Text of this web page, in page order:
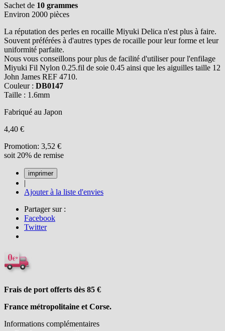
Sachet de 10 grammes
Environ 2000 pièces
La réputation des perles en rocaille Miyuki Delica n'est plus à faire.
Souvent préférées à d'autres types de rocaille pour leur forme et leur
uniformité parfaite.
Nous vous conseillons pour plus de facilité d'utiliser pour l'enfilage
Miyuki Fil Nylon 0.25.fil de soie 0.45 ainsi que les aiguilles taille 12
John James REF 4710.
Couleur : DB0147
Taille : 1.6mm
Fabriqué au Japon
4,40 €
Promotion: 3,52 €
soit 20% de remise
|
Ajouter à la liste d'envies
Partager sur :
Facebook
Twitter
Frais de port offerts dès 85 €
France métropolitaine et Corse.
Informations complémentaires